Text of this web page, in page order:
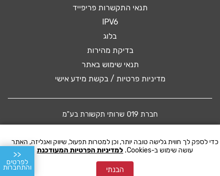
תנאי התקשרות פריפייד
IPV6
בלוג
בדיקת מהירות
תנאי שימוש באתר
מדיניות פרטיות / בקשת מידע אישי
חברת 019 שרותי תקשורת בע"מ
© 2016 019 MOBILE. All rights reserved
<<
לפרטים
והתחברות
כדי לספק לך חווית גלישה טובה יותר, וכן למטרות תפעול, שיווק ואנליזה, האתר
עושה שימוש ב-Cookies.
למדיניות הפרטיות המעודכנת
הבנתי